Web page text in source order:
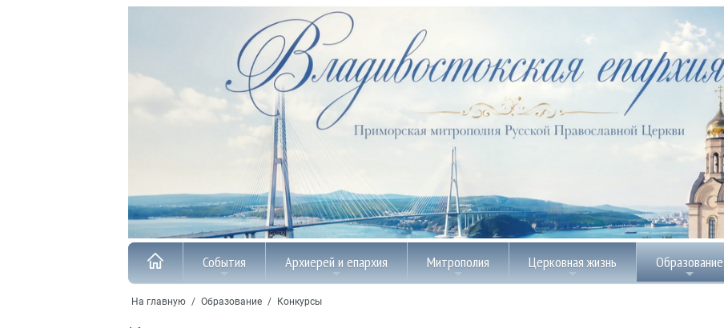
События Архиерей и епархия Митрополия Церковная жизнь Образование
На главную / Образование / Конкурсы